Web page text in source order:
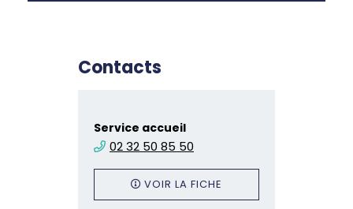
Contacts
Service accueil
02 32 50 85 50
VOIR LA FICHE